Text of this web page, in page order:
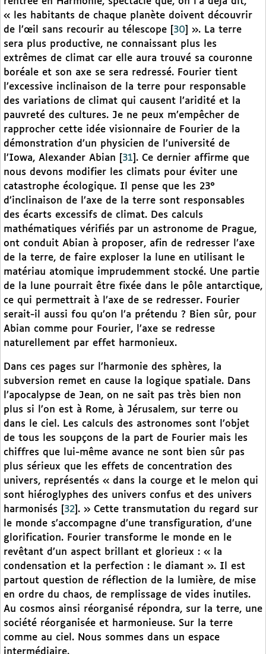
« les habitants de chaque planète doivent découvrir
de l’œil sans recourir au télescope
30
». La terre
sera plus productive, ne connaissant plus les
extrêmes de climat car elle aura trouvé sa couronne
boréale et son axe se sera redressé. Fourier tient
l’excessive inclinaison de la terre pour responsable
des variations de climat qui causent l’aridité et la
pauvreté des cultures. Je ne peux m’empêcher de
rapprocher cette idée visionnaire de Fourier de la
démonstration d’un physicien de l’université de
l’Iowa, Alexander Abian
31 . Ce dernier affirme que
nous devons modifier les climats pour éviter une
catastrophe écologique. Il pense que les 23°
d’inclinaison de l’axe de la terre sont responsables
des écarts excessifs de climat. Des calculs
mathématiques vérifiés par un astronome de Prague,
ont conduit Abian à proposer, afin de redresser l’axe
de la terre, de faire exploser la lune en utilisant le
matériau atomique imprudemment stocké. Une partie
de la lune pourrait être fixée dans le pôle antarctique,
ce qui permettrait à l’axe de se redresser. Fourier
serait-il aussi fou qu’on l’a prétendu ? Bien sûr, pour
Abian comme pour Fourier, l’axe se redresse
naturellement par effet harmonieux.
Dans ces pages sur l’harmonie des sphères, la
subversion remet en cause la logique spatiale. Dans
l’apocalypse de Jean, on ne sait pas très bien non
plus si l’on est à Rome, à Jérusalem, sur terre ou
dans le ciel. Les calculs des astronomes sont l’objet
de tous les soupçons de la part de Fourier mais les
chiffres que lui-même avance ne sont bien sûr pas
plus sérieux que les effets de concentration des
univers, représentés « dans la courge et le melon qui
sont hiéroglyphes des univers confus et des univers
harmonisés
32 . » Cette transmutation du regard sur
le monde s’accompagne d’une transfiguration, d’une
glorification. Fourier transforme le monde en le
revêtant d’un aspect brillant et glorieux : « la
condensation et la perfection : le diamant ». Il est
partout question de réflection de la lumière, de mise
en ordre du chaos, de remplissage de vides inutiles.
Au cosmos ainsi réorganisé répondra, sur la terre, une
société réorganisée et harmonieuse. Sur la terre
comme au ciel. Nous sommes dans un espace